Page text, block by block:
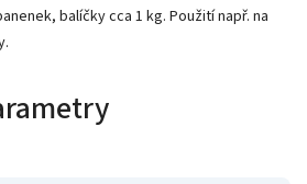
balíčky cca 1 kg. Použití např. na